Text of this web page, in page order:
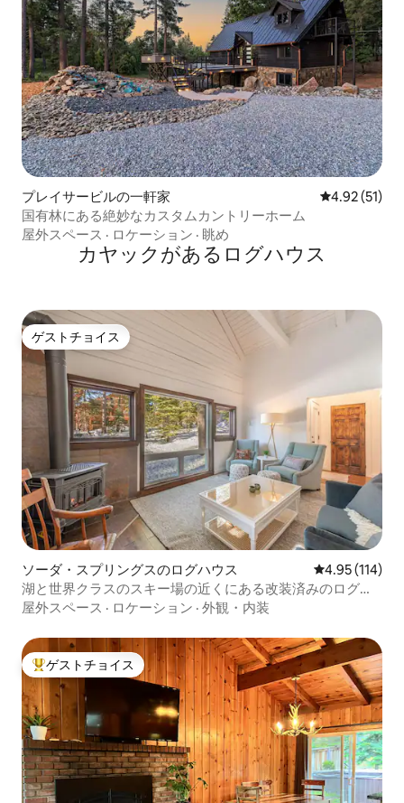
プレイサービルの一軒家 レビュー51
4.92 (51)
国有林にある絶妙なカスタムカントリーホーム
屋外スペース · ロケーション · 眺め
カヤックがあるログハウス
ゲストチョイス
ゲストチョイス
ソーダ・スプリングスのログハウス レビュー114
4.95 (114)
湖と世界クラスのスキー場の近くにある改装済みのログハ
ウス
屋外スペース · ロケーション · 外観・内装
大好評のゲストチョイスです。
ゲストチョイス